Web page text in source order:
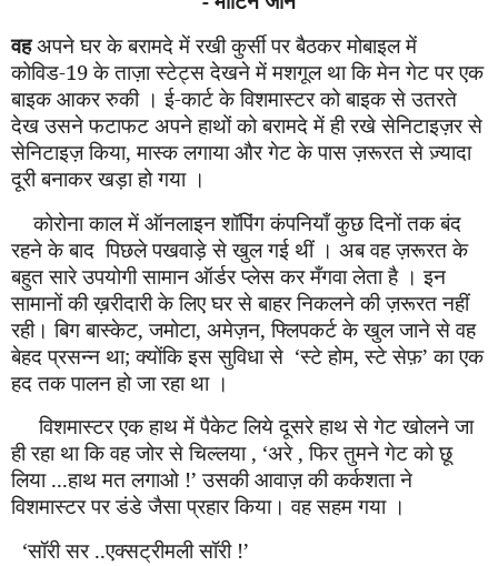
वहअपने घर के बरामदे में रखी कुर्सी पर बैठकर मोबाइल में
कोविड-19 के ताज़ा स्टेट्स देखने में मशगूल था कि मेन गेट पर एक
बाइक आकर रुकी । ई-कार्ट के विशमास्टर को बाइक से उतरते
देख उसने फटाफट अपने हाथों को बरामदे में ही रखे सेनिटाइज़र से
सेनिटाइज़किया, मास्क लगाया और गेट के पास ज़रूरत से ज़्यादा
दूरी बनाकर खड़ा हो गया ।
कोरोना काल में ऑनलाइन शॉपिंग कंपनियाँकुछ दिनों तक बंद
रहने के बाद पिछले पखवाड़े से खुल गई थीं । अब वह ज़रूरत के
बहुत सारे उपयोगी सामान ऑर्डर प्लेस करमँगवा लेता है । इन
सामानों की ख़रीदारी के लिए घर से बाहर निकलने की ज़रूरत नहीं
रही। बिग बास्केट, जमोटा, अमेज़न, फ्लिपकर्ट के खुल जाने से वह
बेहद प्रसन्न था;क्योंकि इस सुविधा से ‘स्टे होम, स्टे सेफ़’ का एक
हद तक पालन हो जा रहा था ।
विशमास्टर एक हाथ में पैकेट लियेदूसरे हाथ से गेट खोलने जा
ही रहा था कि वह जोर से चिल्लया , ‘अरे , फिर तुमने गेट को छू
लिया ...हाथ मत लगाओ !’ उसकी आवाज़ की कर्कशता ने
विशमास्टर पर डंडे जैसा प्रहार किया। वह सहम गया ।
‘सॉरी सर ..एक्सट्रीमली सॉरी !’